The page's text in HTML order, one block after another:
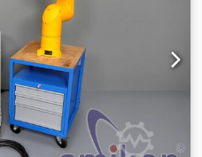
apm. 1200 mm
mm Rokas aizsardzības
/ siena / griesti Robota
– Vadība Vadības bloks:
VAL3 s6.7.1
PLC IEC 61131-3 Saskarnes:
O, sērijas pieslēgvietas
Patēriņš: apm. 2000 VA